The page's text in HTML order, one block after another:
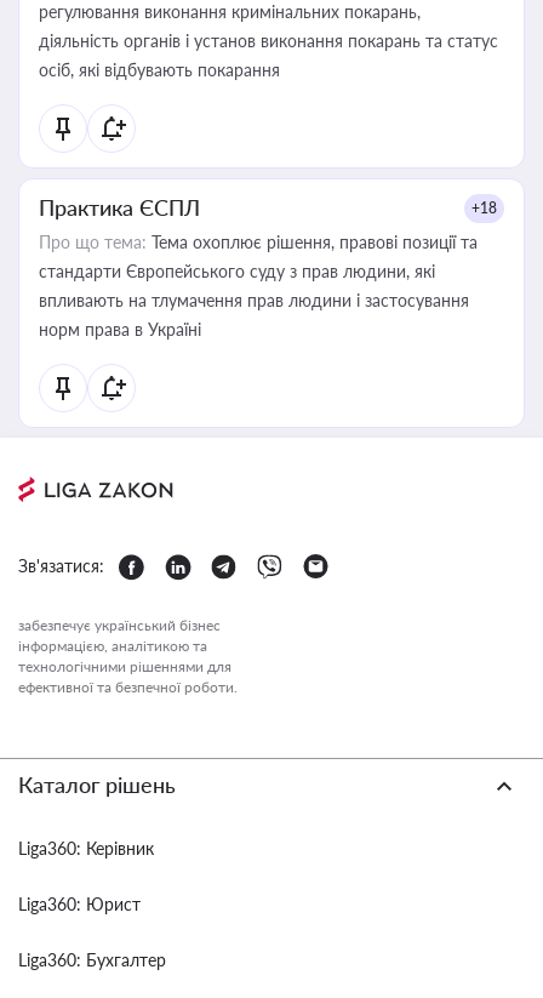
регулювання виконання кримінальних покарань,
діяльність органів і установ виконання покарань та статус
осіб, які відбувають покарання
Практика ЄСПЛ +18
Про що тема: Тема охоплює рішення, правові позиції та
стандарти Європейського суду з прав людини, які
впливають на тлумачення прав людини і застосування
норм права в Україні
Зв'язатися:
забезпечує український бізнес
інформацією, аналітикою та
технологічними рішеннями для
ефективної та безпечної роботи.
Каталог рішень
Liga360: Керівник
Liga360: Юрист
Liga360: Бухгалтер